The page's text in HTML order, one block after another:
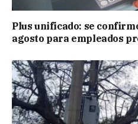
Plus unificado: se
agosto para empleados